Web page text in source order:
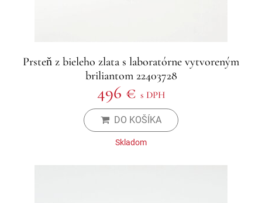
Prsteň z bieleho zlata s laboratórne vytvoreným
briliantom 22403728
496 € s DPH
DO KOŠÍKA
Skladom